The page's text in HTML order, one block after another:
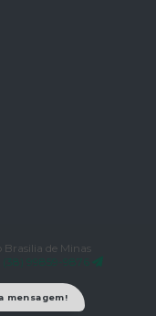
de Minas
(38) 99859-9876
mensagem!